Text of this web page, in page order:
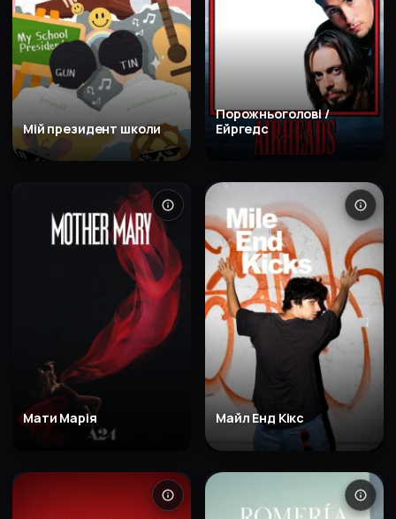
Мій президент школи
Порожньоголові /
Ейргедс
Мати Марія Майл Енд Кікс